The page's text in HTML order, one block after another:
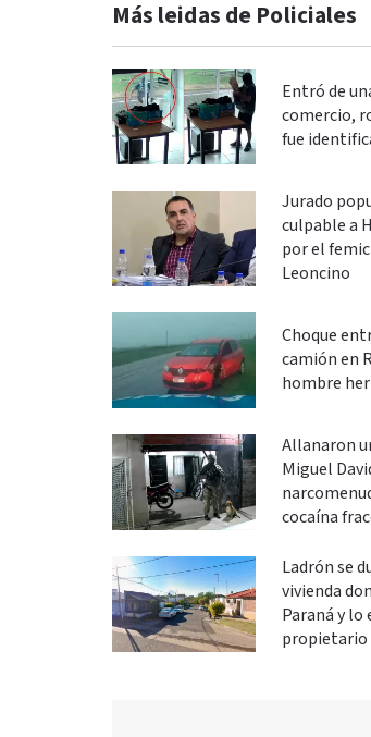
Más leidas de Policiales
Entró de
comercio,
fue
Jurado
culpable a
por el
Leoncino
Choque
camión en
hombre
Allanaron
Miguel
cocaína
Ladrón se
vivienda
Paraná y
propietario